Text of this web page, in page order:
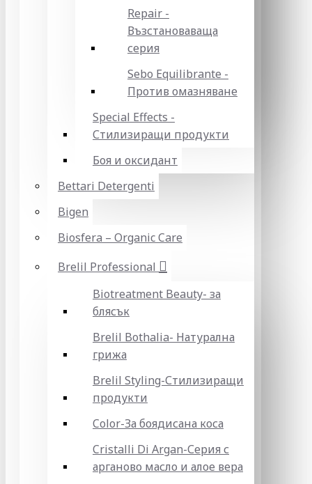
Repair -
Възстановаваща
серия
Sebo Equilibrante -
Против омазняване
Special Effects -
Стилизиращи продукти
Боя и оксидант
Bettari Detergenti
Bigen
Biosfera – Organic Care
Brelil Professional
Biotreatment Beauty- за
блясък
Brelil Bothalia- Натурална
грижа
Brelil Styling-Стилизиращи
продукти
Color-За боядисана коса
Cristalli Di Argan-Серия с
арганово масло и алое вера